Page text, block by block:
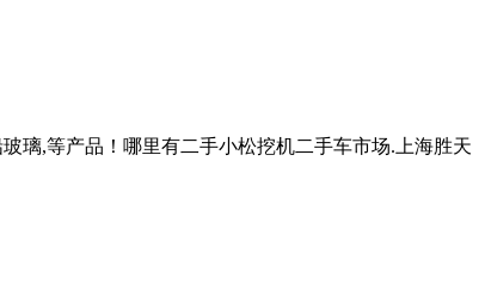
璃,等产品！哪里有二手小松挖机二手车市场.上海胜天